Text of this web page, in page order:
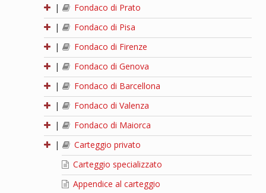
|
Fondaco di Prato
|
Fondaco di Pisa
|
Fondaco di Firenze
|
Fondaco di Genova
|
Fondaco di Barcellona
|
Fondaco di Valenza
|
Fondaco di Maiorca
|
Carteggio privato
Carteggio specializzato
Appendice al carteggio